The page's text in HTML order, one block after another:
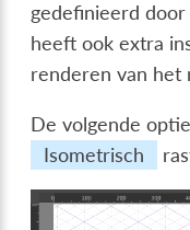
gedefinieerd
heeft ook extra
renderen van het
De volgende
Isometrisch